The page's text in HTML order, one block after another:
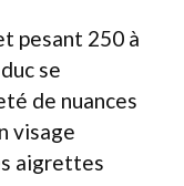
pesant 250 à
se
de nuances
visage
aigrettes